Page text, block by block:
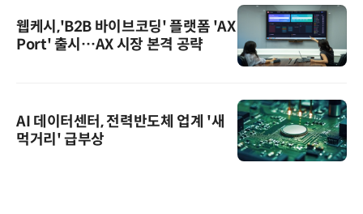
웹케시,'B2B 바이브코딩' 플랫폼 'AX
Port' 출시…AX 시장 본격 공략
AI 데이터센터, 전력반도체 업계 '새
먹거리' 급부상